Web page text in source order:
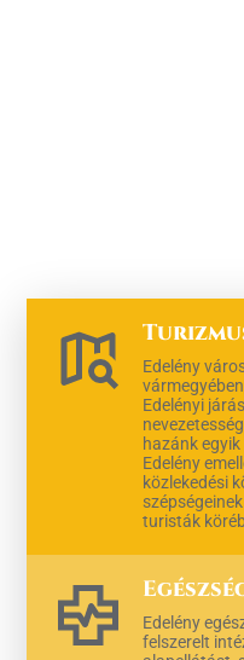
Edelény
Edelényi
hazánk
Edelény
közlekedési
turisták
Edelény
felszerelt